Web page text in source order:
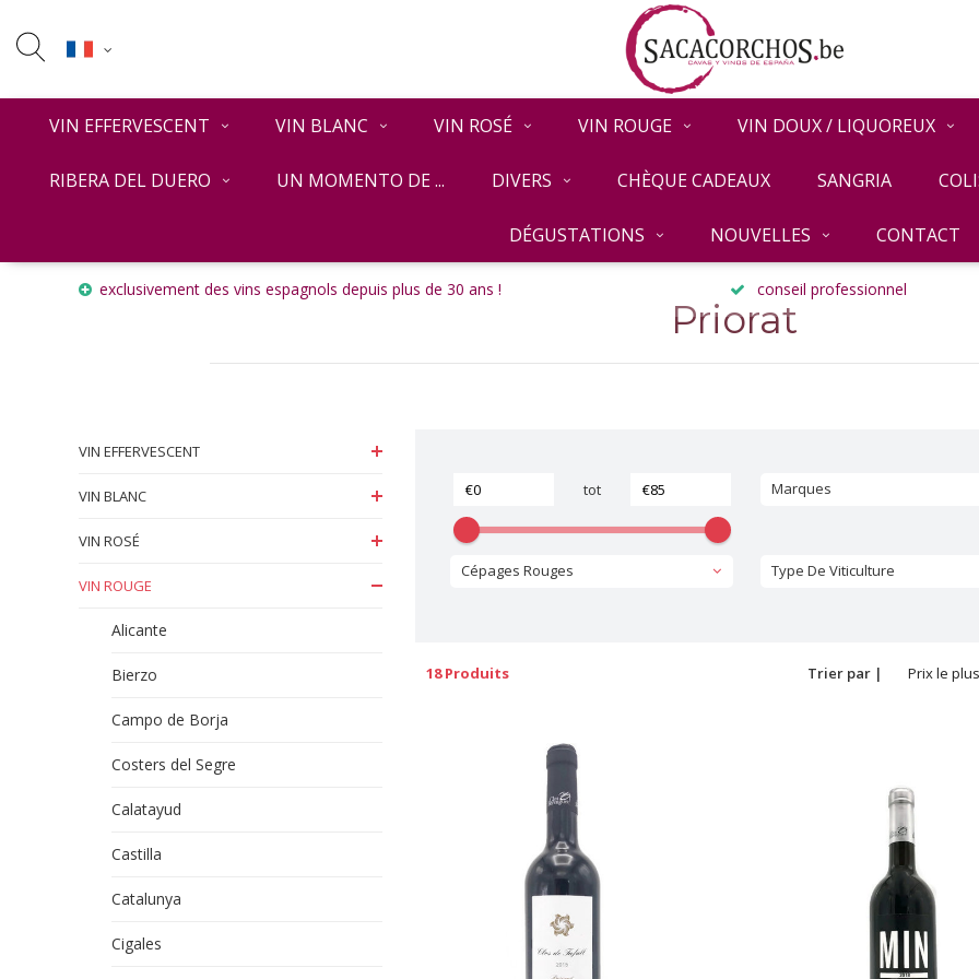
VIN EFFERVESCENT VIN BLANC VIN ROSÉ VIN ROUGE VIN DOUX / LIQUOREUX
RIBERA DEL DUERO UN MOMENTO DE ... DIVERS CHÈQUE CADEAUX SANGRIA
DÉGUSTATIONS NOUVELLES CONTACT
exclusivement des vins espagnols depuis plus de 30 ans ! conseil professionnel
Priorat
VIN EFFERVESCENT
VIN BLANC
VIN ROSÉ
VIN ROUGE
Alicante
Bierzo
Campo de Borja
Costers del Segre
Calatayud
Castilla
Catalunya
Cigales
tot Marques
Cépages Rouges Type De Viticulture
18 Produits Trier par |
Prix le